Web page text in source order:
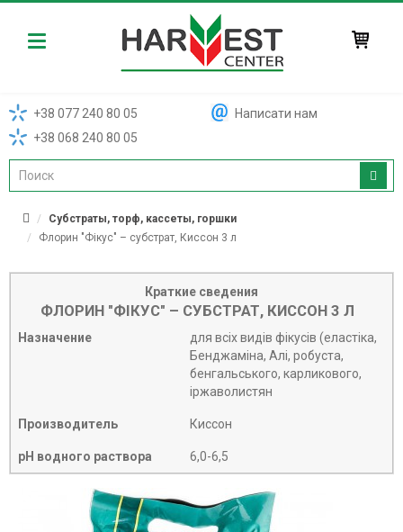
Harvest
+38 077 240 80 05
+38 068 240 80 05
Написати нам
Субстраты, торф, кассеты, горшки
Флорин "Фікус" – субстрат, Киссон 3 л
Краткие сведения
ФЛОРИН "ФІКУС" – СУБСТРАТ, КИССОН 3 Л
Назначение
для всіх видів фікусів (еластіка,
Бенджаміна, Алі, робуста,
бенгальського, карликового,
іржаволистян
Производитель Киссон
рН водного раствора 6,0-6,5